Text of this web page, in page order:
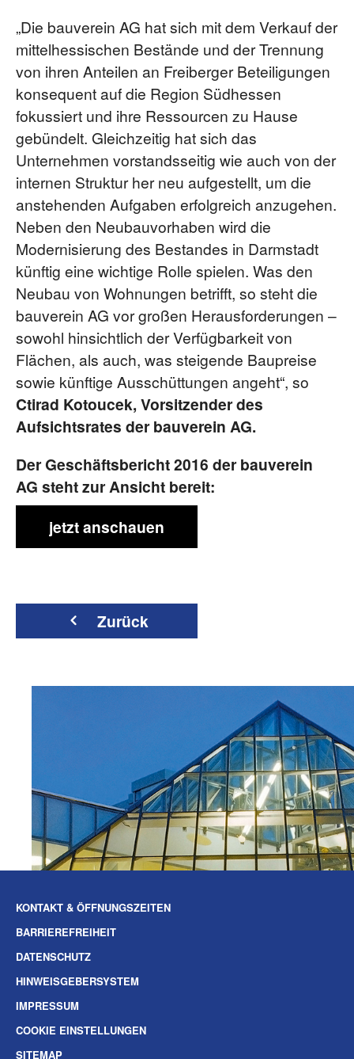
„Die bauverein AG hat sich mit dem Verkauf der
mittelhessischen Bestände und der Trennung
von ihren Anteilen an Freiberger Beteiligungen
konsequent auf die Region Südhessen
fokussiert und ihre Ressourcen zu Hause
gebündelt. Gleichzeitig hat sich das
Unternehmen vorstandsseitig wie auch von der
internen Struktur her neu aufgestellt, um die
anstehenden Aufgaben erfolgreich anzugehen.
Neben den Neubauvorhaben wird die
Modernisierung des Bestandes in Darmstadt
künftig eine wichtige Rolle spielen. Was den
Neubau von Wohnungen betrifft, so steht die
bauverein AG vor großen Herausforderungen –
sowohl hinsichtlich der Verfügbarkeit von
Flächen, als auch, was steigende Baupreise
sowie künftige Ausschüttungen angeht“, so
Ctirad Kotoucek, Vorsitzender des
Aufsichtsrates der bauverein AG.
Der Geschäftsbericht 2016 der bauverein
AG steht zur Ansicht bereit:
jetzt anschauen
Zurück
KONTAKT & ÖFFNUNGSZEITEN
BARRIEREFREIHEIT
DATENSCHUTZ
HINWEISGEBERSYSTEM
IMPRESSUM
COOKIE EINSTELLUNGEN
SITEMAP